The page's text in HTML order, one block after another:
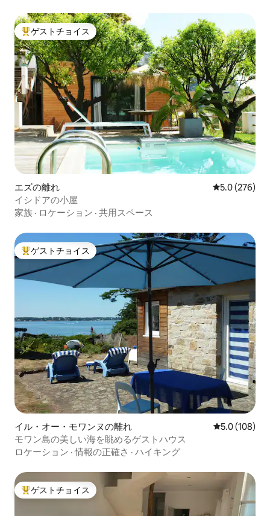
大好評のゲストチョイスです。
ゲストチョイス
エズの離れ レビュー276
5.0 (276)
イシドアの小屋
家族 · ロケーション · 共用スペース
大好評のゲストチョイスです。
ゲストチョイス
イル・オー・モワンヌの離れ レビュー108
5.0 (108)
モワン島の美しい海を眺めるゲストハウス
ロケーション ·情報の正確さ · ハイキング
大好評のゲストチョイスです。
ゲストチョイス